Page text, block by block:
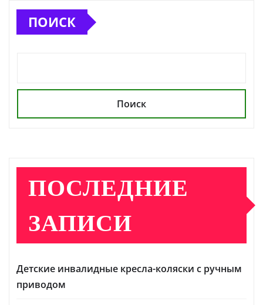
ПОИСК
Поиск
ПОСЛЕДНИЕ
ЗАПИСИ
Детские инвалидные кресла-коляски с ручным
приводом